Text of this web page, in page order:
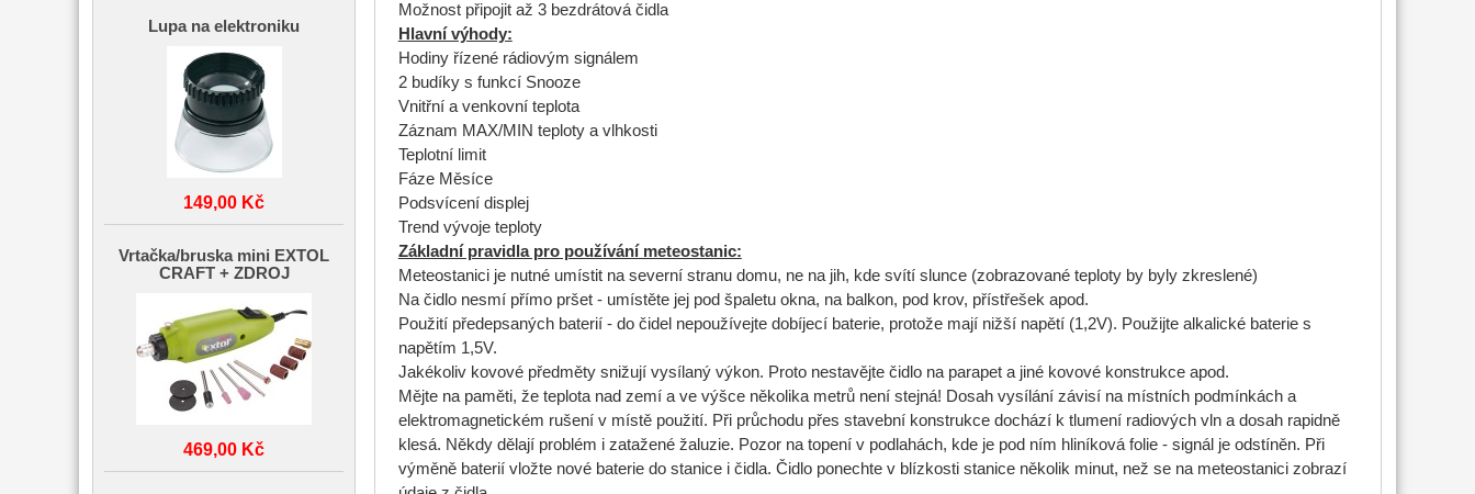
Možnost připojit až 3 bezdrátová čidla
Hlavní výhody:
Hodiny řízené rádiovým signálem
2 budíky s funkcí Snooze
Vnitřní a venkovní teplota
Záznam MAX/MIN teploty a vlhkosti
Teplotní limit
Fáze Měsíce
Podsvícení displej
Trend vývoje teploty
Základní pravidla pro používání meteostanic:
Meteostanici je nutné umístit na severní stranu domu, ne na jih, kde svítí slunce (zobrazované teploty by byly zkreslené)
Na čidlo nesmí přímo pršet - umístěte jej pod špaletu okna, na balkon, pod krov, přístřešek apod.
Použití předepsaných baterií - do čidel nepoužívejte dobíjecí baterie, protože mají nižší napětí (1,2V). Použijte alkalické baterie s
napětím 1,5V.
Jakékoliv kovové předměty snižují vysílaný výkon. Proto nestavějte čidlo na parapet a jiné kovové konstrukce apod.
Mějte na paměti, že teplota nad zemí a ve výšce několika metrů není stejná! Dosah vysílání závisí na místních podmínkách a
elektromagnetickém rušení v místě použití. Při průchodu přes stavební konstrukce dochází k tlumení radiových vln a dosah rapidně
klesá. Někdy dělají problém i zatažené žaluzie. Pozor na topení v podlahách, kde je pod ním hliníková folie - signál je odstíněn. Při
výměně baterií vložte nové baterie do stanice i čidla. Čidlo ponechte v blízkosti stanice několik minut, než se na meteostanici zobrazí
Lupa na elektroniku
149,00 Kč
Vrtačka/bruska mini EXTOL
CRAFT + ZDROJ
469,00 Kč